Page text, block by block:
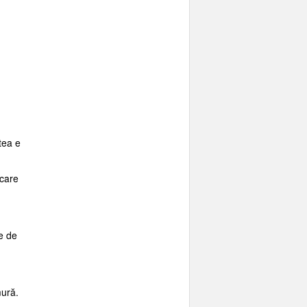
e
de